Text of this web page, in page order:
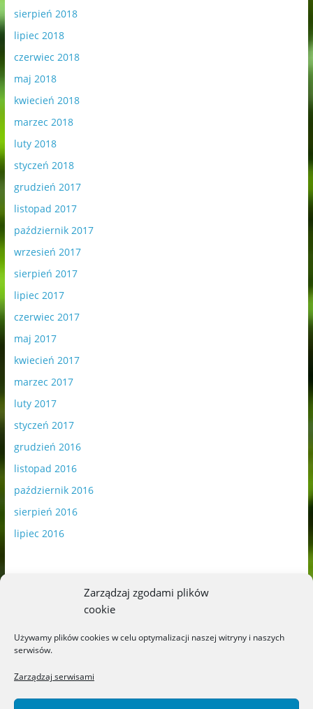
Zarządzaj zgodami plików
cookie
Używamy plików cookies w celu optymalizacji naszej witryny i naszych
serwisów.
Zarządzaj serwisami
sierpień 2018
lipiec 2018
czerwiec 2018
maj 2018
kwiecień 2018
marzec 2018
luty 2018
styczeń 2018
grudzień 2017
listopad 2017
październik 2017
wrzesień 2017
sierpień 2017
lipiec 2017
czerwiec 2017
maj 2017
kwiecień 2017
marzec 2017
luty 2017
styczeń 2017
grudzień 2016
listopad 2016
październik 2016
sierpień 2016
lipiec 2016